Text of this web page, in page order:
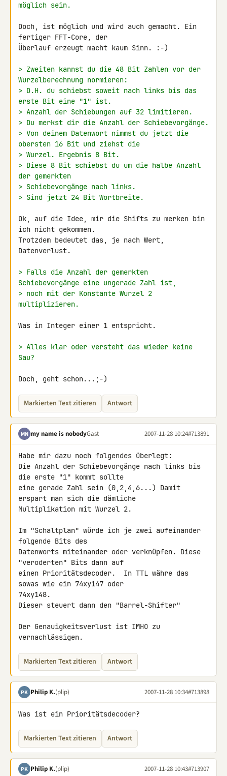
möglich sein.
Doch, ist möglich und wird auch gemacht. Ein
fertiger FFT-Core, der
Überlauf erzeugt macht kaum Sinn. :-)
> Zweiten kannst du die 48 Bit Zahlen vor der
Wurzelberechnung normieren:
> D.H. du schiebst soweit nach links bis das
erste Bit eine "1" ist.
> Anzahl der Schiebungen auf 32 limitieren.
> Du merkst dir die Anzahl der Schiebevorgänge.
> Von deinem Datenwort nimmst du jetzt die
obersten 16 Bit und ziehst die
> Wurzel. Ergebnis 8 Bit.
> Diese 8 Bit schiebst du um die halbe Anzahl
der gemerkten
> Schiebevorgänge nach links.
> Sind jetzt 24 Bit Wortbreite.
Ok, auf die Idee, mir die Shifts zu merken bin
ich nicht gekommen.
Trotzdem bedeutet das, je nach Wert,
Datenverlust.
> Falls die Anzahl der gemerkten
Schiebevorgänge eine ungerade Zahl ist,
> noch mit der Konstante Wurzel 2
multiplizieren.
Was in Integer einer 1 entspricht.
> Alles klar oder versteht das wieder keine
Sau?
Doch, geht schon...;-)
Markierten Text zitieren Antwort
MN my name is nobodyGast 2007-11-28 10:24#713891
Habe mir dazu noch folgendes überlegt:
Die Anzahl der Schiebevorgänge nach links bis
die erste "1" kommt sollte
eine gerade Zahl sein (0,2,4,6...) Damit
erspart man sich die dämliche
Multiplikation mit Wurzel 2.
Im "Schaltplan" würde ich je zwei aufeinander
folgende Bits des
Datenworts miteinander oder verknüpfen. Diese
"veroderten" Bits dann auf
einen Prioritätsdecoder.  In TTL währe das
sowas wie ein 74xy147 oder
74xy148.
Dieser steuert dann den "Barrel-Shifter"
Der Genauigkeitsverlust ist IMHO zu
vernachlässigen.
Markierten Text zitieren Antwort
PK Philip K.(plip) 2007-11-28 10:34#713898
Was ist ein Prioritätsdecoder?
Markierten Text zitieren Antwort
PK Philip K.(plip) 2007-11-28 10:43#713907